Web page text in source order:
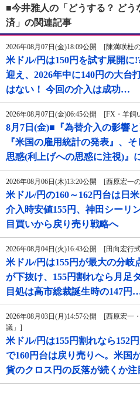
■今井雅人の「どうする？ どう
済」の関連記事
2026年08月07日(金)18:09公開 [陳満咲杜
米ドル/円は150円を試す展開に
迎え、2026年中に140円の大台
はない！ 今回の介入は成功…
2026年08月07日(金)06:45公開 [FX・羊飼
8月7日(金)■『為替介入の影響
『米国の雇用統計の発表』、
思惑(利上げへの思惑に注視)』
2026年08月06日(木)13:20公開 [西原宏一
米ドル/円の160～162円台は日
介入時安値155円、神田シーリ
目買いから戻り売り戦略へ
2026年08月04日(火)16:43公開 [田向宏行
米ドル/円は155円が最大の分岐
が下抜け、155円割れなら月足
目処は高市総裁誕生時の147円
2026年08月03日(月)14:57公開 [西原宏一
議」]
米ドル/円は155円割れなら152
で160円台は戻り売りへ。米国
貨のクロス円の反落が続くか注